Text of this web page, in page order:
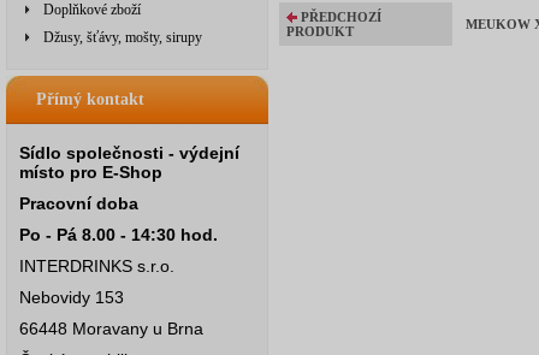
Doplňkové zboží
Džusy, šťávy, mošty, sirupy
Přímý kontakt
Sídlo společnosti - výdejní
místo pro E-Shop
Pracovní doba
Po - Pá 8.00 - 14:30 hod.
INTERDRINKS s.r.o.
Nebovidy 153
66448 Moravany u Brna
PŘEDCHOZÍ
PRODUKT
MEUKOW